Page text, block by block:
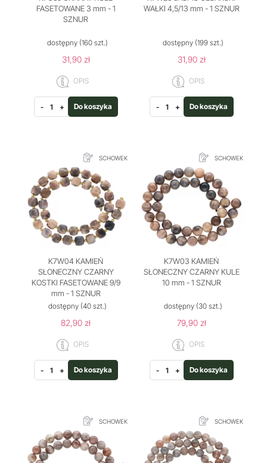
FASETOWANE 3 mm - 1
SZNUR
dostępny(160 szt.)
31,90 zł
OPIS
- + Do koszyka
WAŁKI 4,5/13 mm - 1 SZNUR
dostępny(199 szt.)
31,90 zł
OPIS
- + Do koszyka
SCHOWEK
K7W04 KAMIEŃ
SŁONECZNY CZARNY
KOSTKI FASETOWANE 9/9
mm - 1 SZNUR
dostępny(40 szt.)
82,90 zł
OPIS
- + Do koszyka
SCHOWEK
K7W03 KAMIEŃ
SŁONECZNY CZARNY KULE
10 mm - 1 SZNUR
dostępny(30 szt.)
79,90 zł
OPIS
- + Do koszyka
SCHOWEK SCHOWEK